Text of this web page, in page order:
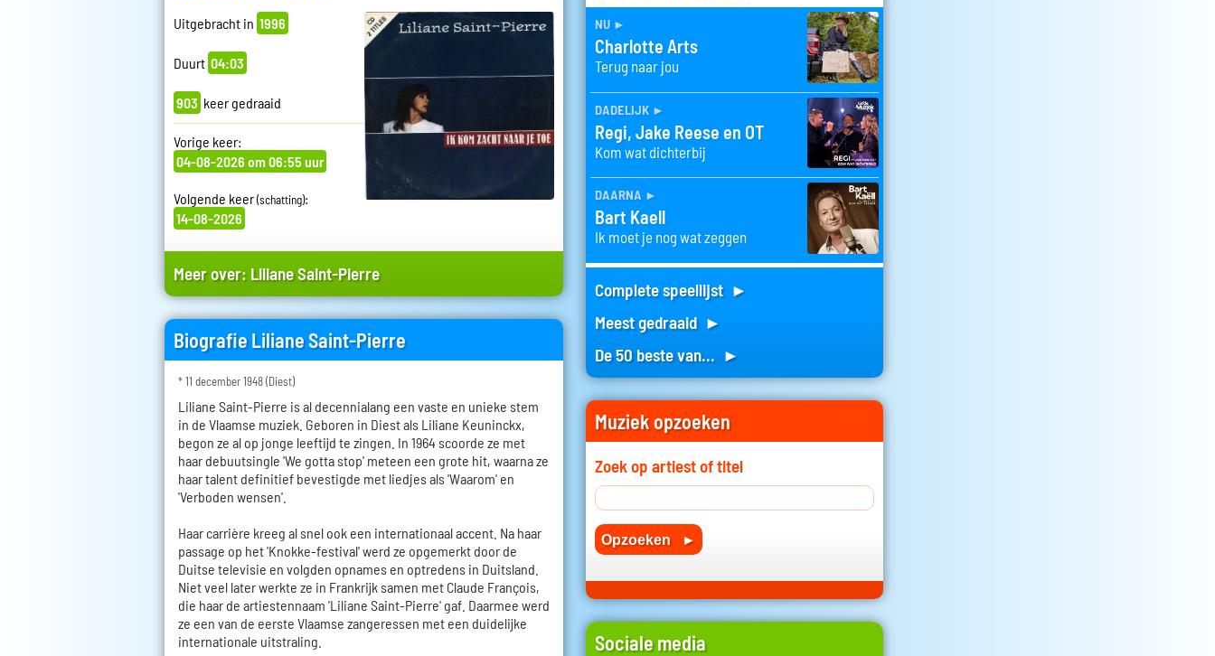
Uitgebracht in 1996
Duurt 04:03
903 keer gedraaid
Vorige keer:
04-08-2026 om 06:55 uur
Volgende keer(schatting):
14-08-2026
Meer over: Liliane Saint-Pierre
Biografie Liliane Saint-Pierre
* 11 december 1948 (Diest)
Liliane Saint-Pierre is al decennialang een vaste en unieke stem
in de Vlaamse muziek. Geboren in Diest als Liliane Keuninckx,
begon ze al op jonge leeftijd te zingen. In 1964 scoorde ze met
haar debuutsingle 'We gotta stop' meteen een grote hit, waarna ze
haar talent definitief bevestigde met liedjes als 'Waarom' en
'Verboden wensen'.
Haar carrière kreeg al snel ook een internationaal accent. Na haar
passage op het 'Knokke-festival' werd ze opgemerkt door de
Duitse televisie en volgden opnames en optredens in Duitsland.
Niet veel later werkte ze in Frankrijk samen met Claude François,
die haar de artiestennaam 'Liliane Saint-Pierre' gaf. Daarmee werd
ze een van de eerste Vlaamse zangeressen met een duidelijke
internationale uitstraling.
nu ►
Charlotte Arts
Terug naar jou
dadelijk ►
Regi, Jake Reese en OT
Kom wat dichterbij
daarna ►
Bart Kaell
Ik moet je nog wat zeggen
Complete speellijst ►
Meest gedraaid ►
De 50 beste van... ►
Muziek opzoeken
Zoek op artiest of titel
Sociale media